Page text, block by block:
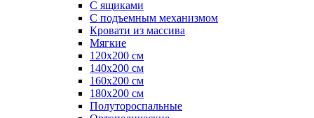
С ящиками
С подъемным механизмом
Кровати из массива
Мягкие
120х200 см
140х200 см
160х200 см
180х200 см
Полутороспальные